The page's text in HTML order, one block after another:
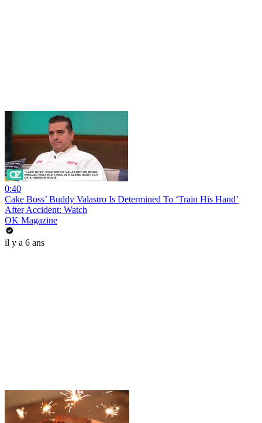
0:40
Cake Boss’ Buddy Valastro Is Determined To ‘Train His Hand’
After Accident: Watch
OK Magazine
il y a 6 ans